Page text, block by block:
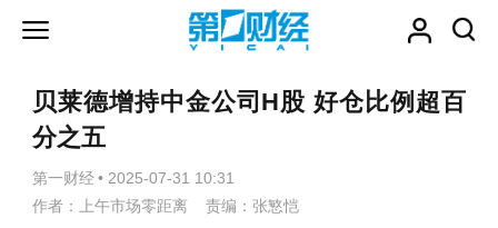
贝莱德增持中金公司H股 好仓比例超百
分之五
第一财经 • 2025-07-31 10:31
作者：上午市场零距离 责编：张慜恺